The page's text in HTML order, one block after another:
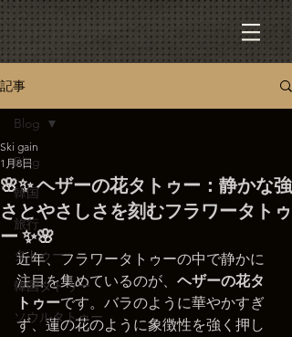
記事
Blog
韓国
旅行
タトゥー
韓国タトゥー
ソウルタトゥー
Blog
🌸✨ ヘザーの花タトゥー：静かな強
さとやさしさを刻むフラワータトゥ
ー ✨🌸
Ski gain
1月8日
近年、フラワータトゥーの中で静かに
注目を集めているのが、 ヘザーの花タ
トゥーです。バラのように華やかすぎ
ず、蓮の花のように象徴性を強く押し